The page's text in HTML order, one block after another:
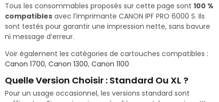
Tous les consommables proposés sur cette page sont 100 %
compatibles avec l’imprimante CANON IPF PRO 6000 S. Ils
sont testés pour garantir une impression nette, sans bavure
ni message d’erreur.
Voir également les catégories de cartouches compatibles :
Canon 1700, Canon 1300, Canon 1100
Quelle Version Choisir : Standard Ou XL ?
Pour un usage occasionnel, les versions standard sont